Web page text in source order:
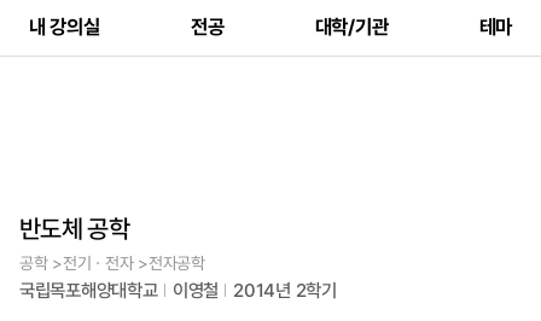
내 강의실 전공 대학/기관 테마
반도체 공학
공학 >전기ㆍ전자 >전자공학
국립목포해양대학교 이영철 2014년 2학기